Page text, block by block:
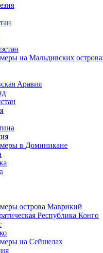
на Мальдивских
Аравия
в Доминикане
острова Маврикий
Республика Конго
на Сейшелах